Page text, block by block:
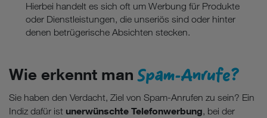
Hierbei handelt es sich oft um Werbung für Produkte
oder Dienstleistungen, die unseriös sind oder hinter
denen betrügerische Absichten stecken.
Wie erkennt man Spam-Anrufe?
Sie haben den Verdacht, Ziel von Spam-Anrufen zu sein? Ein
Indiz dafür ist unerwünschte Telefonwerbung, bei der